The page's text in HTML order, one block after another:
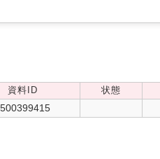
資料ID 状態